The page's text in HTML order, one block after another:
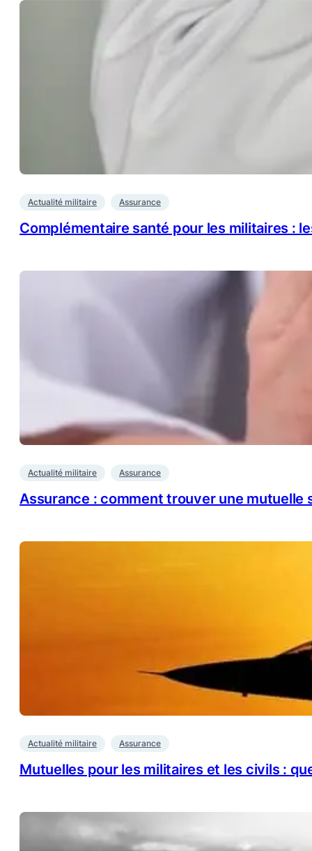
Actualité militaire Assurance
Complémentaire santé pour les militaires :
Actualité militaire Assurance
Assurance : comment trouver une mutuelle
Actualité militaire Assurance
Mutuelles pour les militaires et les civils :